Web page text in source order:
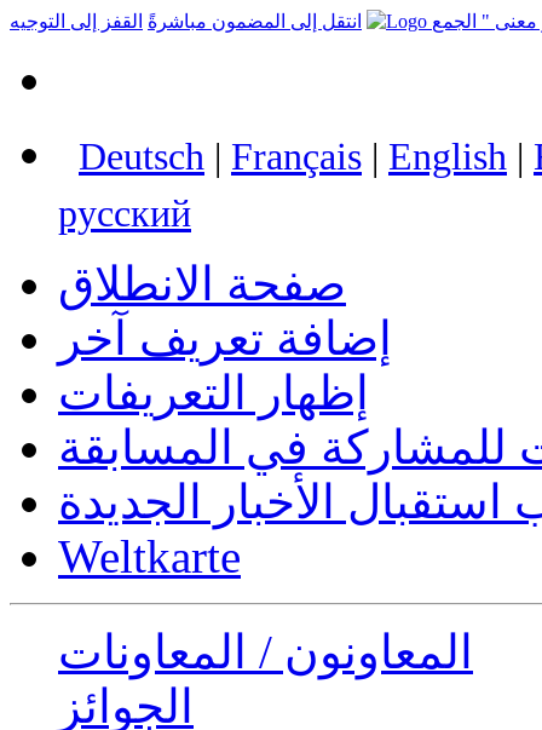
انتقل إلى المضمون مباشرةً القفز إلى التوجيه
Deutsch | Français | English |
русский
صفحة الانطلاق
إضافة تعريف آخر
إظهار التعريفات
للمشاركة في المسابقة
الأخبار الجديدة
Weltkarte
المعاونون / المعاونات
الجوائز